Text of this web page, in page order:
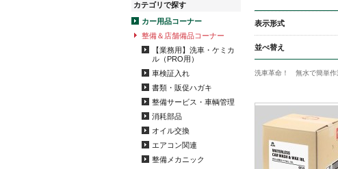
カテゴリで探す
カー用品コーナー
整備＆店舗備品コーナー
【業務用】洗車・ケミカ
ル（PRO用）
車検証入れ
書類・販促ハガキ
整備サービス・車輌管理
消耗部品
オイル交換
エアコン関連
整備メカニック
表示形式
並べ替え
洗車革命！ 無水で簡単作